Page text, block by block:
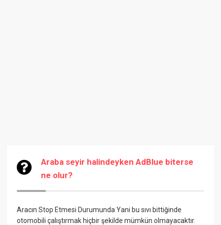
Araba seyir halindeyken AdBlue biterse
ne olur?
Aracın Stop Etmesi Durumunda Yani bu sıvı bittiğinde
otomobili çalıştırmak hiçbir şekilde mümkün olmayacaktır.